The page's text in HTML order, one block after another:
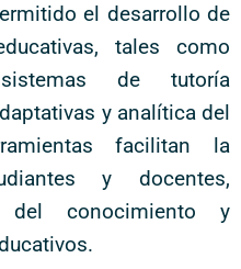
el desarrollo de
tales como
de tutoría
y analítica del
facilitan la
y docentes,
conocimiento y